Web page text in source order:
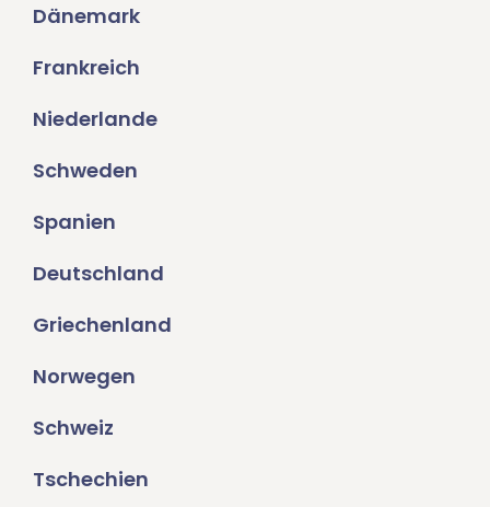
Dänemark
Frankreich
Niederlande
Schweden
Spanien
Deutschland
Griechenland
Norwegen
Schweiz
Tschechien